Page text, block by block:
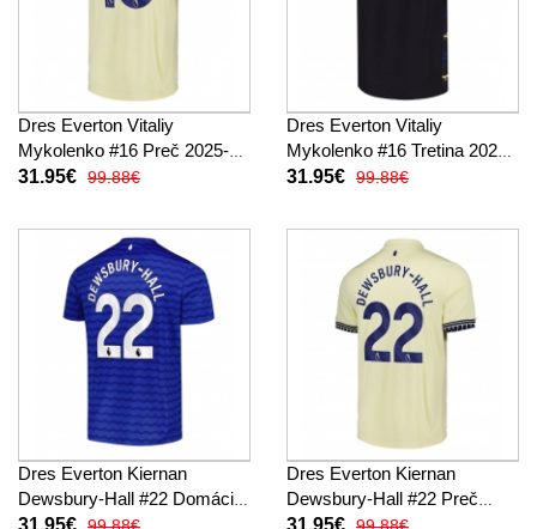
Dres Everton Vitaliy
Mykolenko #16 Preč 2025-26
Krátky Rukáv
31.95€ 99.88€
Dres Everton Vitaliy
Mykolenko #16 Tretina 2025-
26 Krátky Rukáv
31.95€ 99.88€
Dres Everton Kiernan
Dewsbury-Hall #22 Domáci
2025-26 Krátky Rukáv
31.95€
Dres Everton Kiernan
Dewsbury-Hall #22 Preč
2025-26 Krátky Rukáv
31.95€